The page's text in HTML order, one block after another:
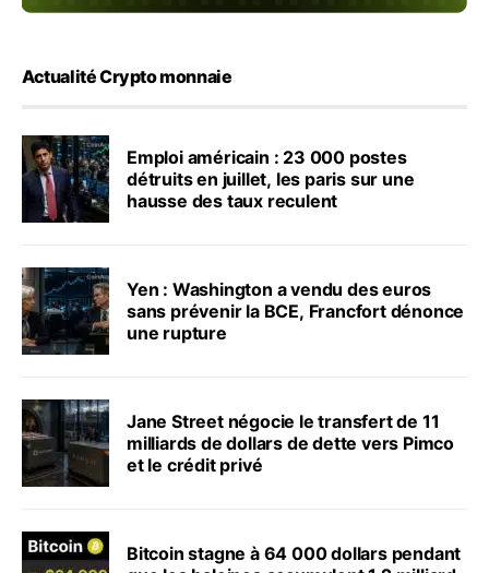
Actualité Crypto monnaie
Emploi américain : 23 000 postes
détruits en juillet, les paris sur une
hausse des taux reculent
Yen : Washington a vendu des euros
sans prévenir la BCE, Francfort dénonce
une rupture
Jane Street négocie le transfert de 11
milliards de dollars de dette vers Pimco
et le crédit privé
Bitcoin stagne à 64 000 dollars pendant